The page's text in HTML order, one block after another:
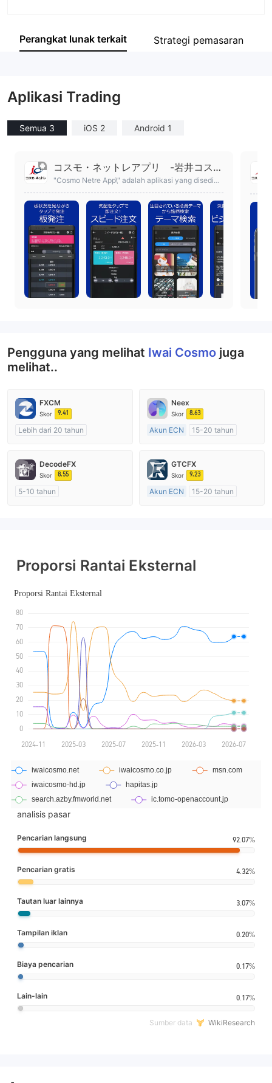
Karyawan perusahaan
Perangkat lunak terkait Strategi pemasaran
Aplikasi Trading
Semua 3 iOS 2 Android 1
コスモ・ネットレアプリ -岩井コスモ
証券ネット取引のアプリ
"Cosmo Netre App\" adalah aplikasi yang disediak
Trading).
Pengguna yang melihat Iwai Cosmo juga
melihat..
FXCM
Skor 9.41
Lebih dari 20 tahun
Market Maker (MM)
Lisensi Penuh MT4
Neex
Skor 8.63
Akun ECN
15-20 tahun
Market Maker (MM)
Lisensi Penuh MT4
DecodeFX
Skor 8.55
5-10 tahun
GTCFX
Skor 9.23
Akun ECN
15-20 tahun
Proporsi Rantai Eksternal
analisis pasar
Pencarian langsung 92.07%
Pencarian gratis 4.32%
Tautan luar lainnya 3.07%
Tampilan iklan 0.20%
Biaya pencarian 0.17%
Lain-lain 0.17%
Sumber data WikiResearch